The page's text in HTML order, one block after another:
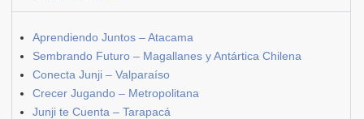
Aprendiendo Juntos – Atacama
Sembrando Futuro – Magallanes y Antártica Chilena
Conecta Junji – Valparaíso
Crecer Jugando – Metropolitana
Junji te Cuenta – Tarapacá